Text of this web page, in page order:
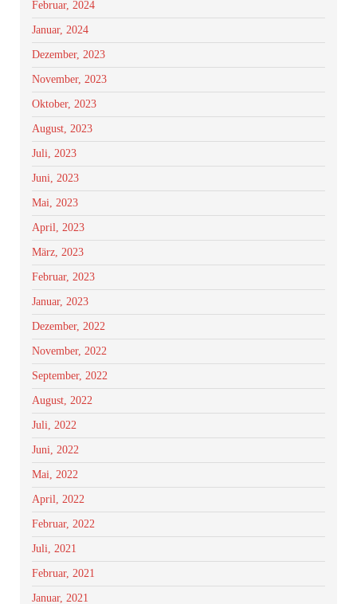
Februar, 2024
Januar, 2024
Dezember, 2023
November, 2023
Oktober, 2023
August, 2023
Juli, 2023
Juni, 2023
Mai, 2023
April, 2023
März, 2023
Februar, 2023
Januar, 2023
Dezember, 2022
November, 2022
September, 2022
August, 2022
Juli, 2022
Juni, 2022
Mai, 2022
April, 2022
Februar, 2022
Juli, 2021
Februar, 2021
Januar, 2021